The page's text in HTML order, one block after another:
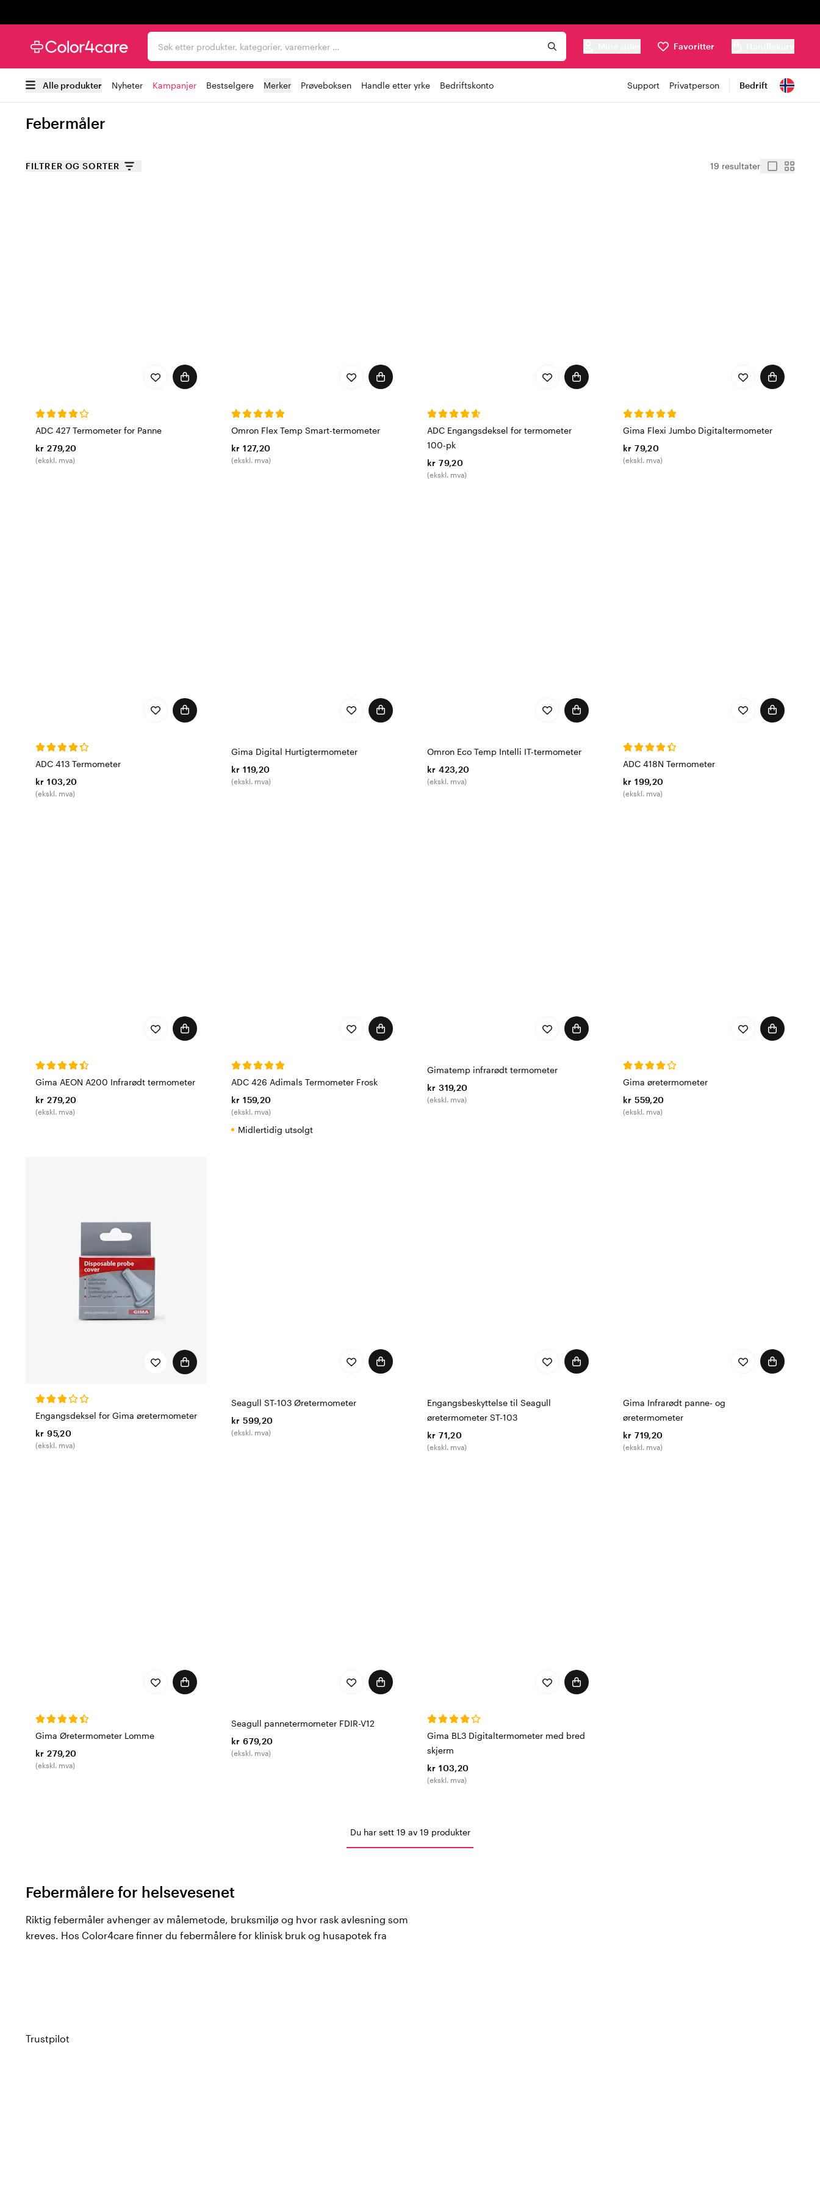
Søk etter produkter, kategorier, varemerker …
Favoritter
Alle produkter Nyheter Kampanjer Bestselgere Merker Prøveboksen Handle etter yrke Bedriftskonto Support Privatperson Bedrift
Febermåler
FILTRER OG SORTER 19 resultater
ADC 427 Termometer for Panne
kr 279,20
(ekskl. mva)
Omron Flex Temp Smart-termometer
kr 127,20
(ekskl. mva)
ADC Engangsdeksel for termometer
100-pk
kr 79,20
(ekskl. mva)
Gima Flexi Jumbo Digitaltermometer
kr 79,20
(ekskl. mva)
ADC 413 Termometer
kr 103,20
(ekskl. mva)
Gima Digital Hurtigtermometer
kr 119,20
(ekskl. mva)
Omron Eco Temp Intelli IT-termometer
kr 423,20
(ekskl. mva)
ADC 418N Termometer
kr 199,20
(ekskl. mva)
Gima AEON A200 Infrarødt termometer
kr 279,20
(ekskl. mva)
ADC 426 Adimals Termometer Frosk
kr 159,20
(ekskl. mva)
Midlertidig utsolgt
Gimatemp infrarødt termometer
kr 319,20
(ekskl. mva)
Gima øretermometer
kr 559,20
(ekskl. mva)
Engangsdeksel for Gima øretermometer
kr 95,20
(ekskl. mva)
Seagull ST-103 Øretermometer
kr 599,20
(ekskl. mva)
Engangsbeskyttelse til Seagull
øretermometer ST-103
kr 71,20
(ekskl. mva)
Gima Infrarødt panne- og
øretermometer
kr 719,20
(ekskl. mva)
Gima Øretermometer Lomme
kr 279,20
(ekskl. mva)
Seagull pannetermometer FDIR-V12
kr 679,20
(ekskl. mva)
Gima BL3 Digitaltermometer med bred
skjerm
kr 103,20
(ekskl. mva)
Du har sett 19 av 19 produkter
Febermålere for helsevesenet
Riktig febermåler avhenger av målemetode, bruksmiljø og hvor rask avlesning som
kreves. Hos Color4care finner du febermålere for klinisk bruk og husapotek fra
Digital febermåler:
Trustpilot